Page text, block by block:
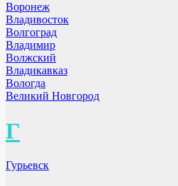
Воронеж
Владивосток
Волгоград
Владимир
Волжский
Владикавказ
Вологда
Великий Новгород
Г
Гурьевск